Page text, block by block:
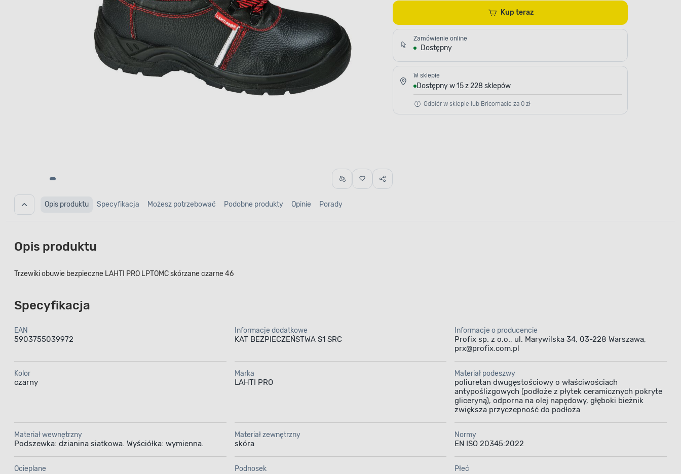
Kup teraz
Zamówienie online
Dostępny
W sklepie
Dostępny w 15 z 228 sklepów
Odbiór w sklepie lub Bricomacie za 0 zł
Opis produktu Specyfikacja Możesz potrzebować Podobne produkty Opinie Porady
Opis produktu
Trzewiki obuwie bezpieczne LAHTI PRO LPTOMC skórzane czarne 46
Specyfikacja
EAN
5903755039972
Informacje dodatkowe
KAT BEZPIECZEŃSTWA S1 SRC
Informacje o producencie
Profix sp. z o.o., ul. Marywilska 34, 03-228 Warszawa,
prx@profix.com.pl
Kolor
czarny
Marka
LAHTI PRO
Materiał podeszwy
poliuretan dwugęstościowy o właściwościach
antypoślizgowych (podłoże z płytek ceramicznych pokryte
gliceryną), odporna na olej napędowy, głęboki bieżnik
zwiększa przyczepność do podłoża
Materiał wewnętrzny
Podszewka: dzianina siatkowa. Wyściółka: wymienna.
Materiał zewnętrzny
skóra
Normy
EN ISO 20345:2022
Ocieplane Podnosek Płeć